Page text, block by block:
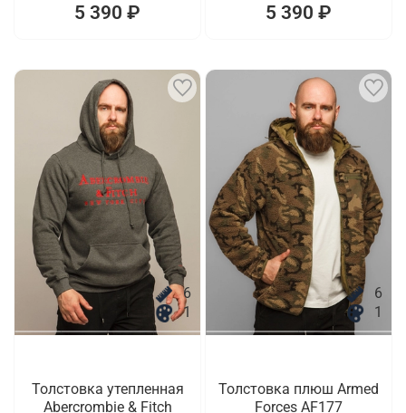
5 390 ₽ 5 390 ₽
6
1
Толстовка утепленная
Abercrombie & Fitch
6
1
Толстовка плюш Armed
Forces AF177